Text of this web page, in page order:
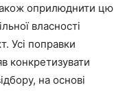
оприлюднити цю
власності
Усі поправки
конкретизувати
на основі